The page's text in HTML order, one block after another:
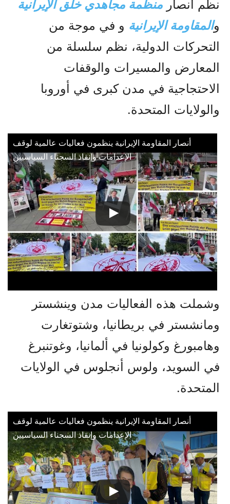
نظم أنصار منظمة مجاهدي خلق الإيرانية
والمقاومة الإيرانية و في موجة من
التحركات الدولية، نظم سلسلة من
المعارض والمسيرات والوقفات
الاحتجاجية في مدن كبرى في أوروبا
والولايات المتحدة.
أنصار المقاومة الإيرانية ينظمون فعاليات عالمية لوقف
الإعدامات وإنقاذ السجناء السياسيين
وشملت هذه الفعاليات مدن وينشستر
ومانشستر في بريطانيا، وشتوتغارت
وهامبورغ وكولونيا في ألمانيا، وغوتنبرغ
في السويد، ولوس أنجلوس في الولايات
المتحدة.
أنصار المقاومة الإيرانية ينظمون فعاليات عالمية لوقف
الإعدامات وإنقاذ السجناء السياسيين